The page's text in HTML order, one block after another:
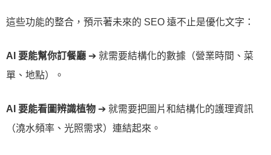
這些功能的整合，預示著未來的 SEO 遠不止是優化文字：
AI 要能幫你訂餐廳 ➔ 就需要結構化的數據（營業時間、菜
單、地點）。
AI 要能看圖辨識植物 ➔ 就需要把圖片和結構化的護理資訊
（澆水頻率、光照需求）連結起來。